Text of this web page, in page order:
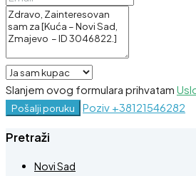
Slanjem ovog formulara prihvatam
Pošalji poruku Poziv +38121546282
Pretraži
Novi Sad